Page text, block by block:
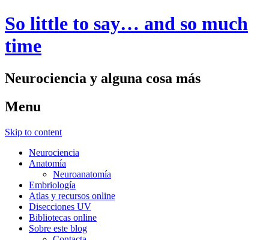
So little to say… and so much
time
Neurociencia y alguna cosa más
Menu
Skip to content
Neurociencia
Anatomía
Neuroanatomía
Embriología
Atlas y recursos online
Disecciones UV
Bibliotecas online
Sobre este blog